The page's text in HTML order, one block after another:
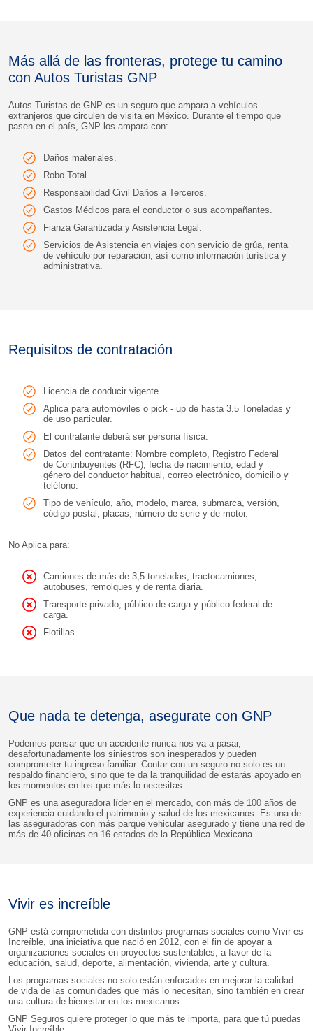
Más allá de las fronteras, protege tu camino
con Autos Turistas GNP
Autos Turistas de GNP es un seguro que ampara a vehículos
extranjeros que circulen de visita en México. Durante el tiempo que
pasen en el país, GNP los ampara con:
Daños materiales.
Robo Total.
Responsabilidad Civil Daños a Terceros.
Gastos Médicos para el conductor o sus acompañantes.
Fianza Garantizada y Asistencia Legal.
Servicios de Asistencia en viajes con servicio de grúa, renta
de vehículo por reparación, así como información turística y
administrativa.
Requisitos de contratación
Licencia de conducir vigente.
Aplica para automóviles o pick - up de hasta 3.5 Toneladas y
de uso particular.
El contratante deberá ser persona física.
Datos del contratante: Nombre completo, Registro Federal
de Contribuyentes (RFC), fecha de nacimiento, edad y
género del conductor habitual, correo electrónico, domicilio y
teléfono.
Tipo de vehículo, año, modelo, marca, submarca, versión,
código postal, placas, número de serie y de motor.
No Aplica para:
Camiones de más de 3,5 toneladas, tractocamiones,
autobuses, remolques y de renta diaria.
Transporte privado, público de carga y público federal de
carga.
Flotillas.
Que nada te detenga, asegurate con GNP
Podemos pensar que un accidente nunca nos va a pasar,
desafortunadamente los siniestros son inesperados y pueden
comprometer tu ingreso familiar. Contar con un seguro no solo es un
respaldo financiero, sino que te da la tranquilidad de estarás apoyado en
los momentos en los que más lo necesitas.
GNP es una aseguradora líder en el mercado, con más de 100 años de
experiencia cuidando el patrimonio y salud de los mexicanos. Es una de
las aseguradoras con más parque vehicular asegurado y tiene una red de
más de 40 oficinas en 16 estados de la República Mexicana.
Vivir es increíble
GNP está comprometida con distintos programas sociales como Vivir es
Increíble, una iniciativa que nació en 2012, con el fin de apoyar a
organizaciones sociales en proyectos sustentables, a favor de la
educación, salud, deporte, alimentación, vivienda, arte y cultura.
Los programas sociales no solo están enfocados en mejorar la calidad
de vida de las comunidades que más lo necesitan, sino también en crear
una cultura de bienestar en los mexicanos.
GNP Seguros quiere proteger lo que más te importa, para que tú puedas